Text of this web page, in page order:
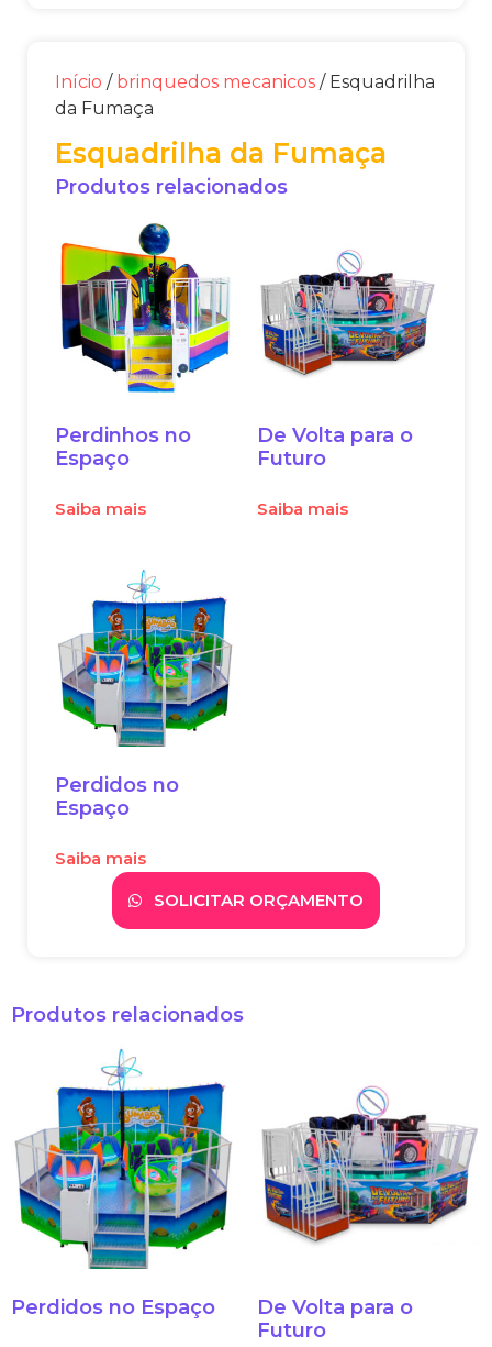
Início / brinquedos mecanicos / Esquadrilha
da Fumaça
Esquadrilha da Fumaça
Produtos relacionados
Perdinhos no
Espaço
Saiba mais
De Volta para o
Futuro
Saiba mais
Perdidos no
Espaço
Saiba mais
SOLICITAR ORÇAMENTO
Produtos relacionados
Perdidos no Espaço
De Volta para o
Futuro